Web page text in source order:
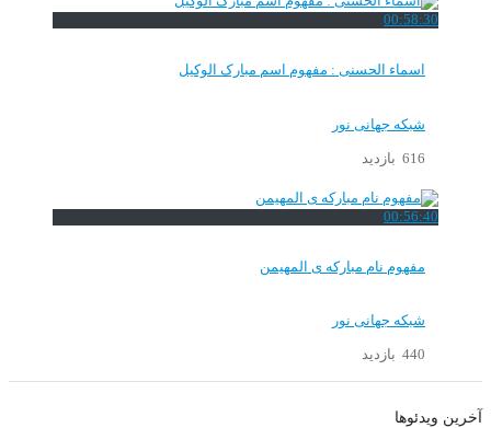
00:58:30
اسماء الحسنی : مفهوم اسم مبارک الوکیل
شبکه جهانی نور
616 بازدید
00:56:40
مفهوم نام مبارکه ی المهیمن
شبکه جهانی نور
440 بازدید
آخرین ویدئوها